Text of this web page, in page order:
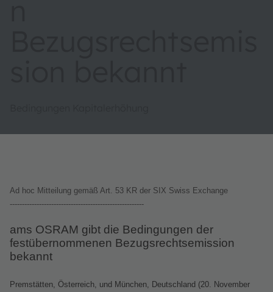
Ad hoc Mitteilung gemäß Art. 53 KR der SIX Swiss Exchange
-------------------------------------------------------
ams OSRAM gibt die Bedingungen der
festübernommenen Bezugsrechtsemission
bekannt
Premstätten, Österreich, und München, Deutschland (20. November